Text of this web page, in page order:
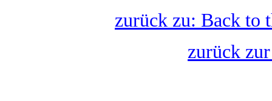
zurück zu: Back to
zurück